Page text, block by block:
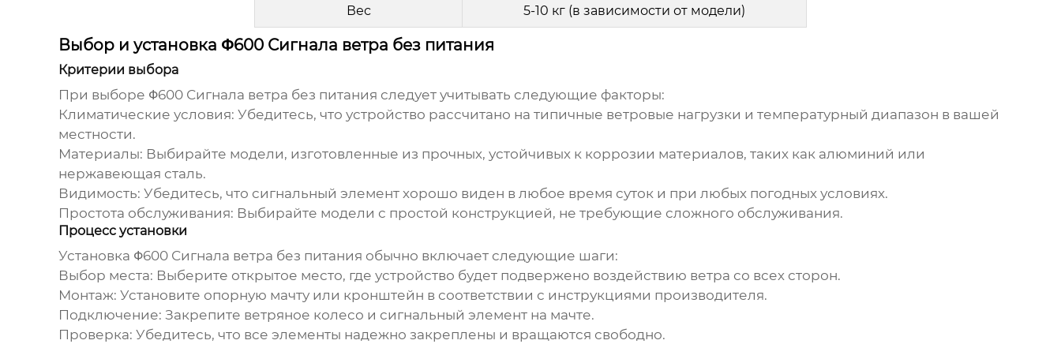
Вес 5-10 кг (в зависимости от модели)
Выбор и установка Φ600 Сигнала ветра без питания
Критерии выбора
При выборе Φ600 Сигнала ветра без питания следует учитывать следующие факторы:
Климатические условия: Убедитесь, что устройство рассчитано на типичные ветровые нагрузки и температурный диапазон в вашей
местности.
Материалы: Выбирайте модели, изготовленные из прочных, устойчивых к коррозии материалов, таких как алюминий или
нержавеющая сталь.
Видимость: Убедитесь, что сигнальный элемент хорошо виден в любое время суток и при любых погодных условиях.
Простота обслуживания: Выбирайте модели с простой конструкцией, не требующие сложного обслуживания.
Процесс установки
Установка Φ600 Сигнала ветра без питания обычно включает следующие шаги:
Выбор места: Выберите открытое место, где устройство будет подвержено воздействию ветра со всех сторон.
Монтаж: Установите опорную мачту или кронштейн в соответствии с инструкциями производителя.
Подключение: Закрепите ветряное колесо и сигнальный элемент на мачте.
Проверка: Убедитесь, что все элементы надежно закреплены и вращаются свободно.